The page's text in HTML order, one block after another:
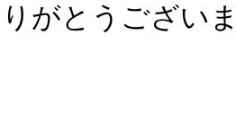
がとうござい